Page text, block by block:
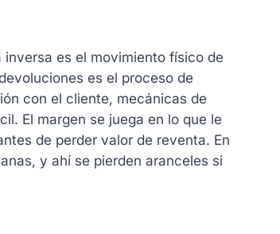
es el movimiento físico de
es el proceso de
con el cliente, mecánicas de
El margen se juega en lo que le
de perder valor de reventa. En
y ahí se pierden aranceles si